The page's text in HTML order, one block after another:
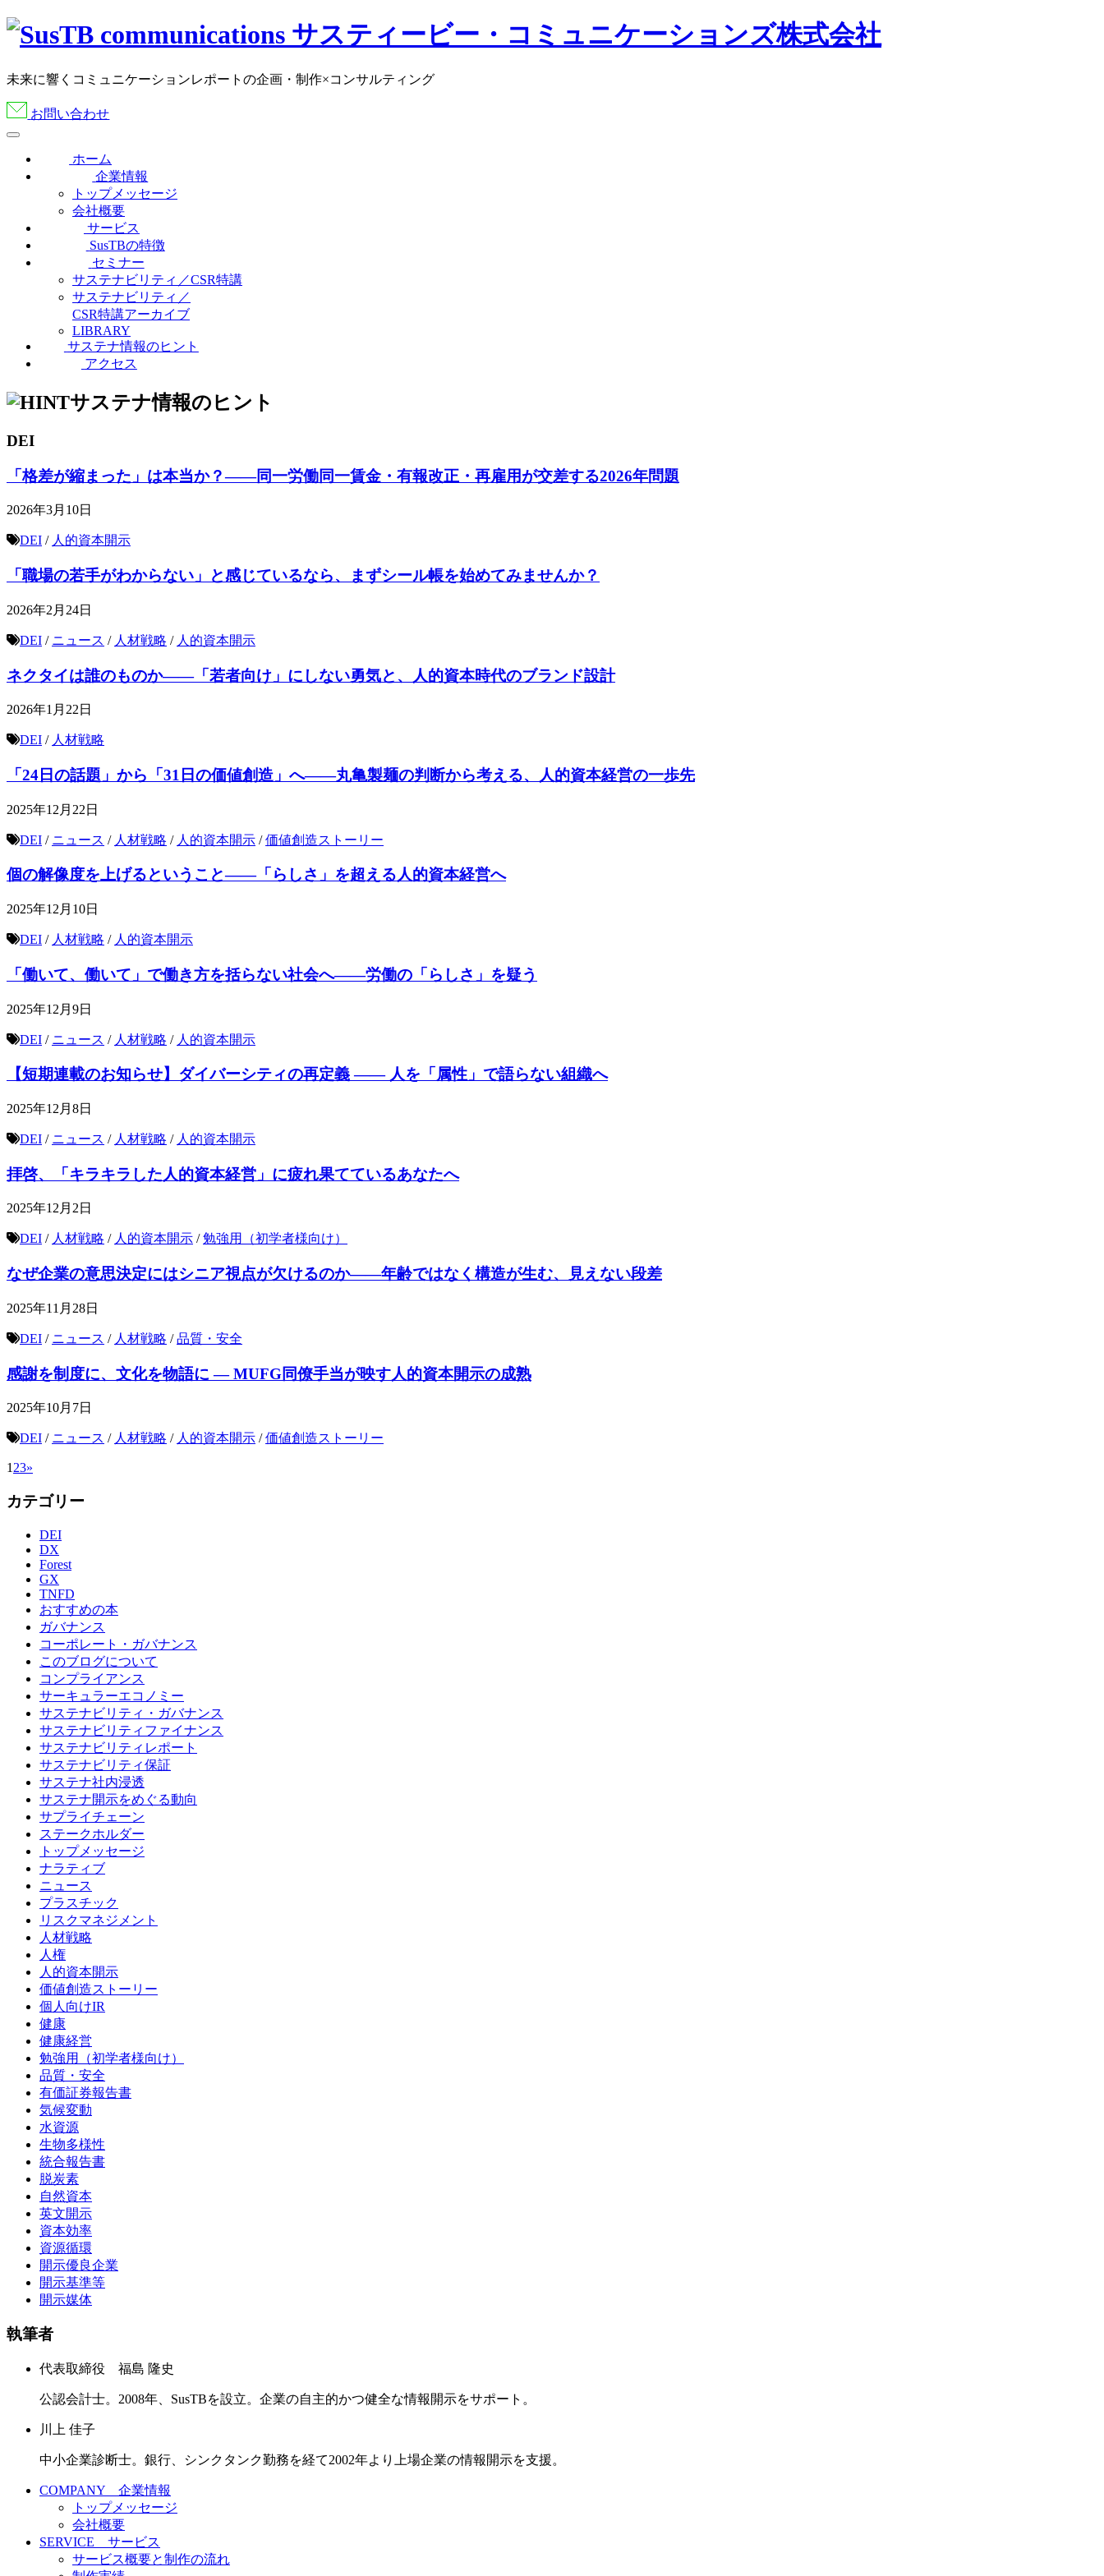
未来に響くコミュニケーションレポートの企画・制作×コンサルティング
お問い合わせ
ホーム
企業情報
トップメッセージ
会社概要
サービス
SusTBの特徴
セミナー
サステナビリティ／CSR特講
サステナビリティ／
CSR特講アーカイブ
LIBRARY
サステナ情報のヒント
アクセス
サステナ情報のヒント
DEI
「格差が縮まった」は本当か？——同一労働同一賃金・有報改正・再雇用が交差する2026年問題
2026年3月10日
DEI / 人的資本開示
「職場の若手がわからない」と感じているなら、まずシール帳を始めてみませんか？
2026年2月24日
DEI / ニュース / 人材戦略 / 人的資本開示
ネクタイは誰のものか――「若者向け」にしない勇気と、人的資本時代のブランド設計
2026年1月22日
DEI / 人材戦略
「24日の話題」から「31日の価値創造」へ――丸亀製麺の判断から考える、人的資本経営の一歩先
2025年12月22日
DEI / ニュース / 人材戦略 / 人的資本開示 /価値創造ストーリー
個の解像度を上げるということ——「らしさ」を超える人的資本経営へ
2025年12月10日
DEI / 人材戦略 / 人的資本開示
「働いて、働いて」で働き方を括らない社会へ——労働の「らしさ」を疑う
2025年12月9日
DEI / ニュース / 人材戦略 / 人的資本開示
【短期連載のお知らせ】ダイバーシティの再定義 —— 人を「属性」で語らない組織へ
2025年12月8日
DEI / ニュース / 人材戦略 / 人的資本開示
拝啓、「キラキラした人的資本経営」に疲れ果てているあなたへ
2025年12月2日
DEI / 人材戦略 / 人的資本開示 /勉強用（初学者様向け）
なぜ企業の意思決定にはシニア視点が欠けるのか――年齢ではなく構造が生む、見えない段差
2025年11月28日
DEI / ニュース / 人材戦略 /品質・安全
感謝を制度に、文化を物語に ― MUFG同僚手当が映す人的資本開示の成熟
2025年10月7日
DEI / ニュース / 人材戦略 / 人的資本開示 /価値創造ストーリー
1 23»
カテゴリー
DEI
DX
Forest
GX
TNFD
おすすめの本
ガバナンス
コーポレート・ガバナンス
このブログについて
コンプライアンス
サーキュラーエコノミー
サステナビリティ・ガバナンス
サステナビリティファイナンス
サステナビリティレポート
サステナビリティ保証
サステナ社内浸透
サステナ開示をめぐる動向
サプライチェーン
ステークホルダー
トップメッセージ
ナラティブ
ニュース
プラスチック
リスクマネジメント
人材戦略
人権
人的資本開示
価値創造ストーリー
個人向けIR
健康
健康経営
勉強用（初学者様向け）
品質・安全
有価証券報告書
気候変動
水資源
生物多様性
統合報告書
脱炭素
自然資本
英文開示
資本効率
資源循環
開示優良企業
開示基準等
開示媒体
執筆者
代表取締役 福島 隆史
公認会計士。2008年、SusTBを設立。企業の自主的かつ健全な情報開示をサポート。
川上 佳子
中小企業診断士。銀行、シンクタンク勤務を経て2002年より上場企業の情報開示を支援。
COMPANY 企業情報
トップメッセージ
会社概要
SERVICE サービス
サービス概要と制作の流れ